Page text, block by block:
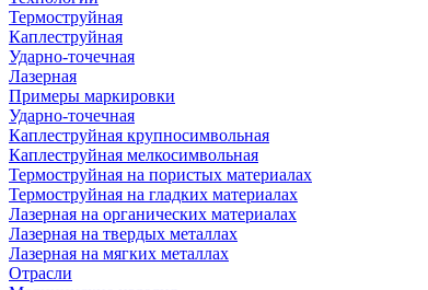
Термоструйная
Каплеструйная
Ударно-точечная
Лазерная
Примеры маркировки
Ударно-точечная
Каплеструйная крупносимвольная
Каплеструйная мелкосимвольная
Термоструйная на пористых материалах
Термоструйная на гладких материалах
Лазерная на органических материалах
Лазерная на твердых металлах
Лазерная на мягких металлах
Отрасли